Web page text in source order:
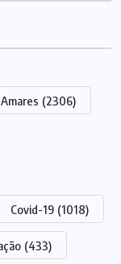
Amares (2306)
Covid-19 (1018)
(433)